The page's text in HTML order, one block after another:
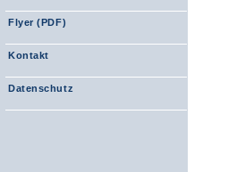
Flyer (PDF)
Kontakt
Datenschutz